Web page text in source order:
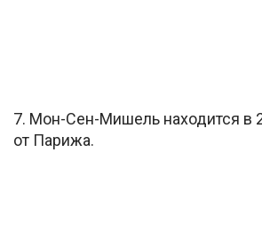
7. Мон-Сен-Мишель находится в
от Парижа.